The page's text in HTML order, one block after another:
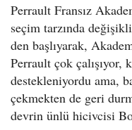
Perrault Fransız
seçim tarzında
den başlıyarak,
Perrault çok çalışıyor,
destekleniyordu ama,
çekmekten de geri
devrin ünlü hicivcisi